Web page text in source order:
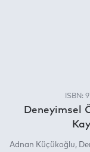
ISBN:
Deneyimsel
Adnan Küçükoğlu